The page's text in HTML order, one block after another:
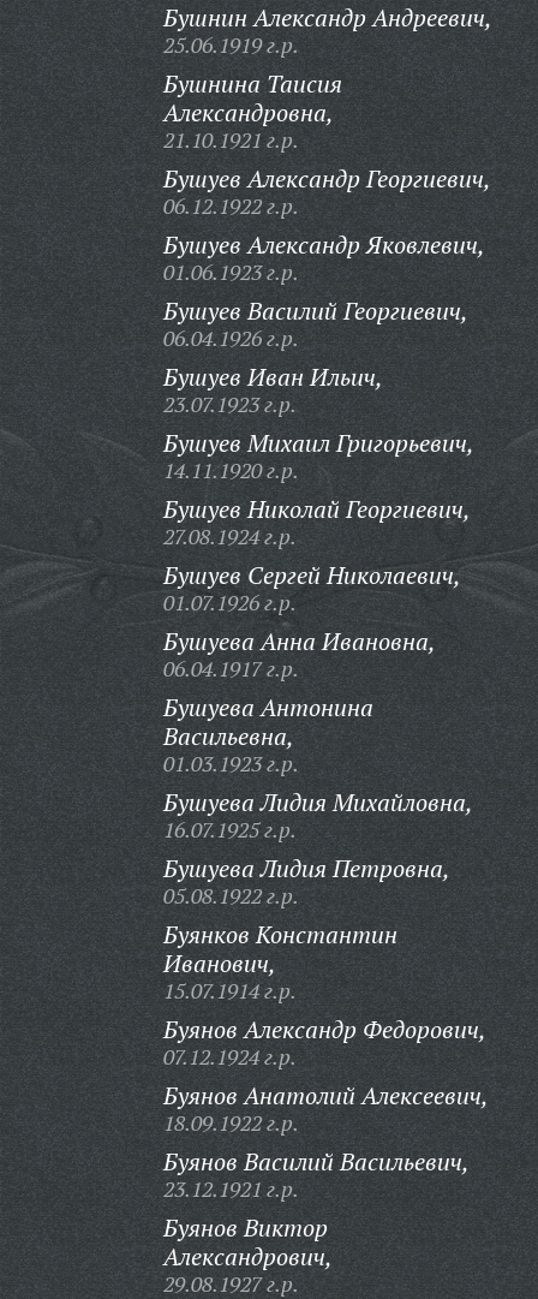
Бушнин Александр Андреевич,
25.06.1919 г.р.
Бушнина Таисия
Александровна,
21.10.1921 г.р.
Бушуев Александр Георгиевич,
06.12.1922 г.р.
Бушуев Александр Яковлевич,
01.06.1923 г.р.
Бушуев Василий Георгиевич,
06.04.1926 г.р.
Бушуев Иван Ильич,
23.07.1923 г.р.
Бушуев Михаил Григорьевич,
14.11.1920 г.р.
Бушуев Николай Георгиевич,
27.08.1924 г.р.
Бушуев Сергей Николаевич,
01.07.1926 г.р.
Бушуева Анна Ивановна,
06.04.1917 г.р.
Бушуева Антонина
Васильевна,
01.03.1923 г.р.
Бушуева Лидия Михайловна,
16.07.1925 г.р.
Бушуева Лидия Петровна,
05.08.1922 г.р.
Буянков Константин
Иванович,
15.07.1914 г.р.
Буянов Александр Федорович,
07.12.1924 г.р.
Буянов Анатолий Алексеевич,
18.09.1922 г.р.
Буянов Василий Васильевич,
23.12.1921 г.р.
Буянов Виктор
Александрович,
29.08.1927 г.р.